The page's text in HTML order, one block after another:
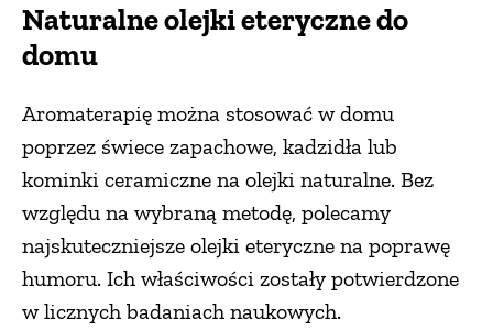
Naturalne olejki eteryczne do
domu
Aromaterapię można stosować w domu
poprzez świece zapachowe, kadzidła lub
kominki ceramiczne na olejki naturalne. Bez
względu na wybraną metodę, polecamy
najskuteczniejsze olejki eteryczne na poprawę
humoru. Ich właściwości zostały potwierdzone
w licznych badaniach naukowych.